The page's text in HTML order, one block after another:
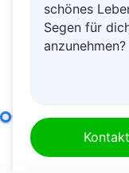
verstehen. Für
man nicht
etwas nicht
schönes
Segen für
anzunehmen?